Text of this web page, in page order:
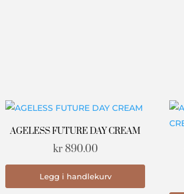
AGELESS FUTURE DAY CREAM
kr890.00
Legg i handlekurv